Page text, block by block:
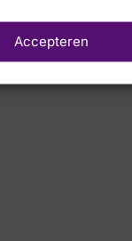
Accepteren